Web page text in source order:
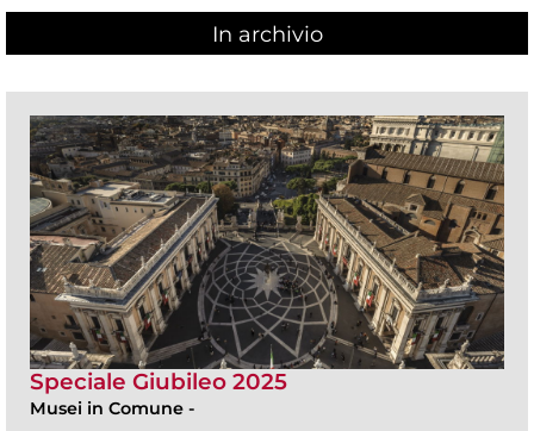
In archivio
Speciale Giubileo 2025
Musei in Comune -